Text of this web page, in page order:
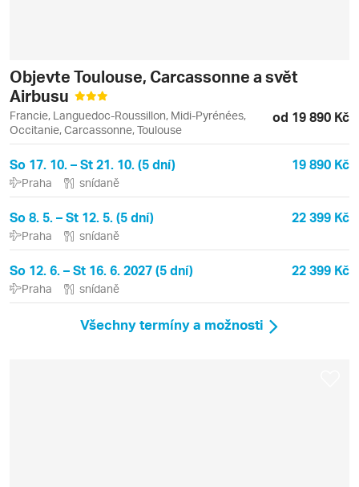
Objevte Toulouse, Carcassonne a svět
Airbusu
Francie, Languedoc-Roussillon, Midi-Pyrénées,
Occitanie, Carcassonne, Toulouse
od 19 890 Kč
So 17. 10. – St 21. 10. (5 dní) 19 890 Kč
Praha snídaně
So 8. 5. – St 12. 5. (5 dní) 22 399 Kč
Praha snídaně
So 12. 6. – St 16. 6. 2027 (5 dní) 22 399 Kč
Praha snídaně
Všechny termíny a možnosti